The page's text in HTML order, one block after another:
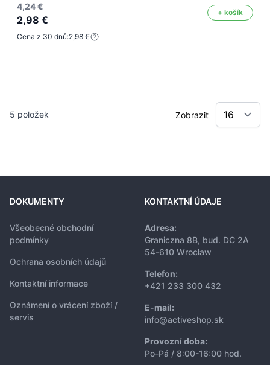
4,24 €
2,98 €
+ košík
Cena z 30 dnů:2,98 €
5 položek Zobrazit
DOKUMENTY
Všeobecné obchodní
podmínky
Ochrana osobních údajů
Kontaktní informace
Oznámení o vrácení zboží /
servis
KONTAKTNÍ ÚDAJE
Adresa:
Graniczna 8B, bud. DC 2A
54-610 Wrocław
Telefon:
+421 233 300 432
E-mail:
info@activeshop.sk
Provozní doba:
Po-Pá / 8:00-16:00 hod.